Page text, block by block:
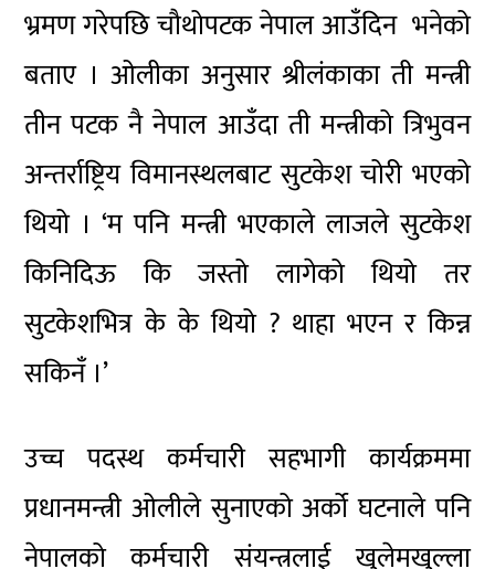
भ्रमण गरेपछि चौथोपटक नेपाल आउँदिन भनेको
बताए । ओलीका अनुसार श्रीलंकाका ती मन्त्री
तीन पटक नै नेपाल आउँदा ती मन्त्रीको त्रिभुवन
अन्तर्राष्ट्रिय विमानस्थलबाट सुटकेश चोरी भएको
थियो । ‘म पनि मन्त्री भएकाले लाजले सुटकेश
किनिदिऊ कि जस्तो लागेको थियो तर
सुटकेशभित्र के के थियो ? थाहा भएन र किन्न
सकिनँ ।’
उच्च पदस्थ कर्मचारी सहभागी कार्यक्रममा
प्रधानमन्त्री ओलीले सुनाएको अर्को घटनाले पनि
नेपालको कर्मचारी संयन्त्रलाई खुलेमखुल्ला